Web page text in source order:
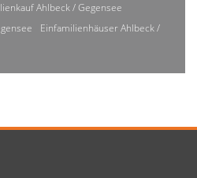
Ahlbeck / Gegensee
Einfamilienhäuser Ahlbeck /